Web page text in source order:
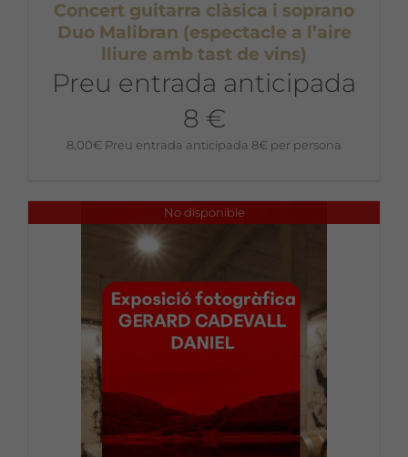
Concert guitarra clàsica i soprano
Duo Malibran (espectacle a l’aire
lliure amb tast de vins)
Preu entrada anticipada
8 €
8,00€ Preu entrada anticipada 8€ per persona
No disponible